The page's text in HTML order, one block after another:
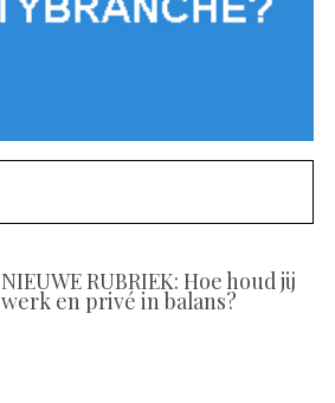
NIEUWE RUBRIEK: Hoe houd jij
werk en privé in balans?